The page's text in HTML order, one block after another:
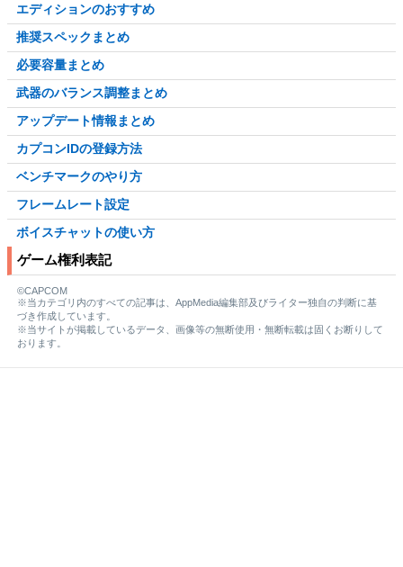
エディションのおすすめ
推奨スペックまとめ
必要容量まとめ
武器のバランス調整まとめ
アップデート情報まとめ
カプコンIDの登録方法
ベンチマークのやり方
フレームレート設定
ボイスチャットの使い方
ゲーム権利表記
©CAPCOM
※当カテゴリ内のすべての記事は、AppMedia編集部及びライター独自の判断に基
づき作成しています。
※当サイトが掲載しているデータ、画像等の無断使用・無断転載は固くお断りして
おります。